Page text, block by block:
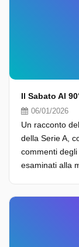
Il Sabato Al
06/01/2026
Un racconto
della Serie A,
commenti
esaminati alla